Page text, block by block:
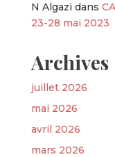
N Algazi dans
23-28 mai 2023
Archives
juillet 2026
mai 2026
avril 2026
mars 2026